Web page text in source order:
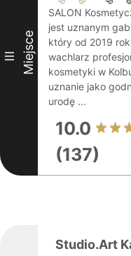
III Miejsce
SALON
jest uznanym
który od 2019
wachlarz
kosmetyki w
uznanie jako
urodę ...
10.0
(137)
Studio.Art